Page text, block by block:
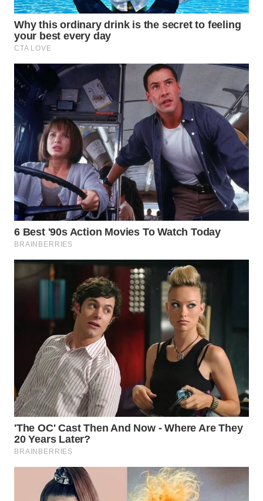
WN DELI
SERDANG
WN
TEBING
TINGGI
PAKPAK
WN
KARAWANG
WN
BEKASI
WN
BOGOR
WN
TAPANULI
UTARA
WN
SAMOSIR
WN
PADANG
LAWAS
WN
SUMEDANG